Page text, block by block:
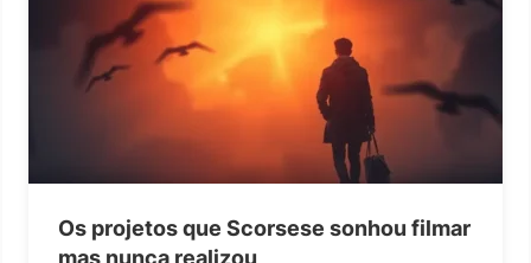
Os projetos que Scorsese sonhou filmar
mas nunca realizou